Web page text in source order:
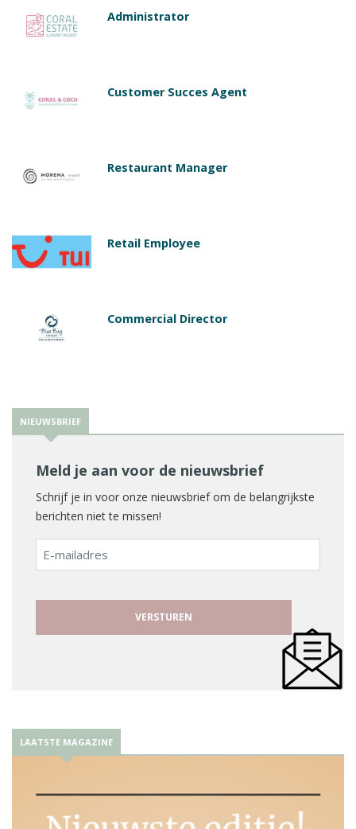
Administrator
Customer Succes Agent
Restaurant Manager
Retail Employee
Commercial Director
NIEUWSBRIEF
Meld je aan voor de nieuwsbrief
Schrijf je in voor onze nieuwsbrief om de belangrijkste
berichten niet te missen!
E-
mailadres
LAATSTE MAGAZINE